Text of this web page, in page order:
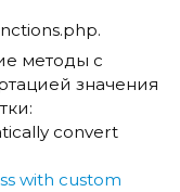
методы с
значения
convert
with custom